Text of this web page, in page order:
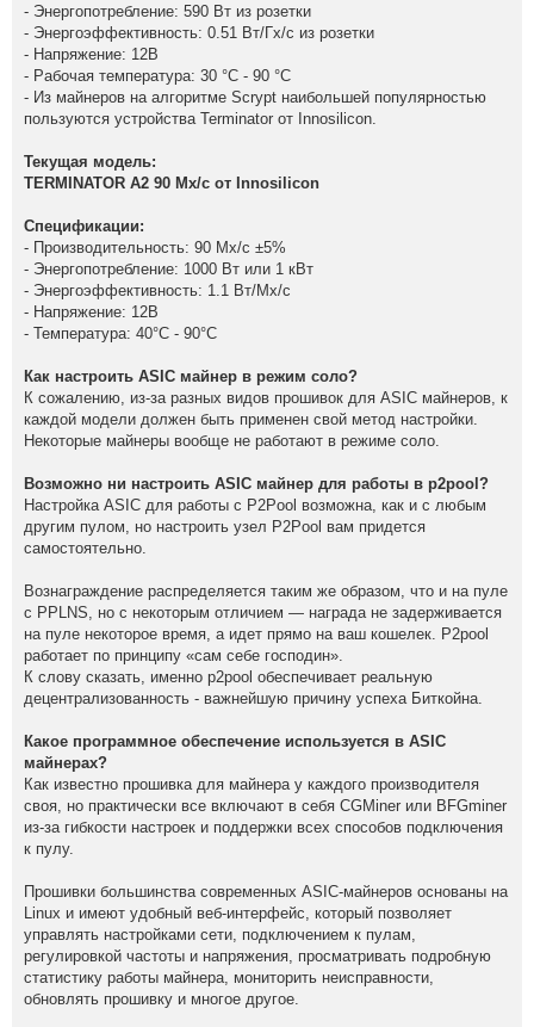
- Энергопотребление: 590 Вт из розетки
- Энергоэффективность: 0.51 Вт/Гх/с из розетки
- Напряжение: 12В
- Рабочая температура: 30 °C - 90 °C
- Из майнеров на алгоритме Scrypt наибольшей популярностью
пользуются устройства Terminator от Innosilicon.
Текущая модель:
TERMINATOR A2 90 Мх/с от Innosilicon
Спецификации:
- Производительность: 90 Мх/с ±5%
- Энергопотребление: 1000 Вт или 1 кВт
- Энергоэффективность: 1.1 Вт/Мх/с
- Напряжение: 12В
- Температура: 40°C - 90°C
Как настроить ASIC майнер в режим соло?
К сожалению, из-за разных видов прошивок для ASIC майнеров, к
каждой модели должен быть применен свой метод настройки.
Некоторые майнеры вообще не работают в режиме соло.
Возможно ни настроить ASIC майнер для работы в p2pool?
Настройка ASIC для работы с P2Pool возможна, как и с любым
другим пулом, но настроить узел P2Pool вам придется
самостоятельно.
Вознаграждение распределяется таким же образом, что и на пуле
с PPLNS, но с некоторым отличием — награда не задерживается
на пуле некоторое время, а идет прямо на ваш кошелек. P2pool
работает по принципу «сам себе господин».
К слову сказать, именно p2pool обеспечивает реальную
децентрализованность - важнейшую причину успеха Биткойна.
Какое программное обеспечение используется в ASIC
майнерах?
Как известно прошивка для майнера у каждого производителя
своя, но практически все включают в себя CGMiner или BFGminer
из-за гибкости настроек и поддержки всех способов подключения
к пулу.
Прошивки большинства современных ASIC-майнеров основаны на
Linux и имеют удобный веб-интерфейс, который позволяет
управлять настройками сети, подключением к пулам,
регулировкой частоты и напряжения, просматривать подробную
статистику работы майнера, мониторить неисправности,
обновлять прошивку и многое другое.